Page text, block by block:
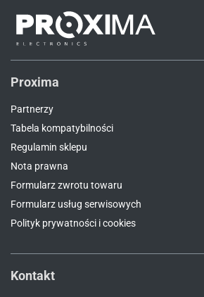
Proxima
Partnerzy
Tabela kompatybilności
Regulamin sklepu
Nota prawna
Formularz zwrotu towaru
Formularz usług serwisowych
Polityk prywatności i cookies
Kontakt